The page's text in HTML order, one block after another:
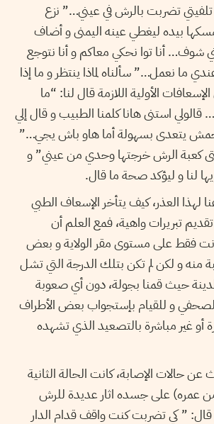
تضربت بالرش في عيني…” نزع
بيده ليغطي عينه اليمنى و أضاف
شوف… أنا توا نحكي معاكم و أنا نتوجع
ما نعمل…” سألناه لماذا ينتظر و ما إذا
الأولية اللازمة قال لنا: “ما
استنى هانا كلمنا الطبيب و قال إلي
يتعدى بسهولة أما هاو باش يجي…”
كعبة الرش خرجتها وحدي من عيني” و
لنا و ليؤكد صحة ما قال.
لهذا العذر، كيف يتأخر الإسعاف الطبي
تبريرات واهية، فمع العلم أن
فقط على مستوى مقر الولاية و بعض
منه و لكن لم تكن بتلك الدرجة التي تشل
حيث قمنا بجولة، دون أي صعوبة
الصحفي و للقيام بإستجواب بعض الأطراف
أو غير مباشرة بالتصعيد الذي تشهده
عن حالات الإصابة، كانت الحالة الثانية
عمره) على جسده اثار عديدة للرش
” كي تضربت كنت واقف قدام الدار